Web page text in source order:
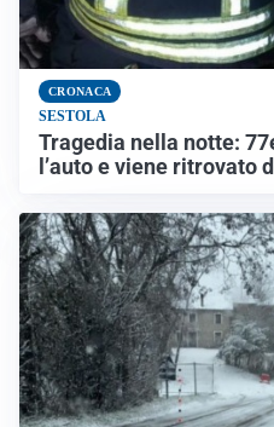
CRONACA
SESTOLA
Tragedia nella notte:
l’auto e viene ritrovato